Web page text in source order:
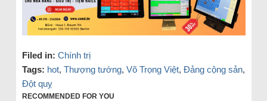
Filed in: Chính trị
Tags: hot, Thượng tướng, Võ Trọng Việt, Đảng cộng sản,
Đột quỵ
RECOMMENDED FOR YOU